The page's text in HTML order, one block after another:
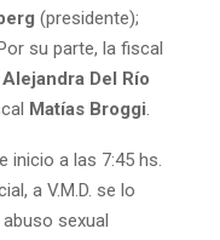
(presidente);
su parte, la fiscal
Alejandra Del Río
Matías Broggi
inicio a las 7:45 hs.
a V.M.D. se lo
sexual